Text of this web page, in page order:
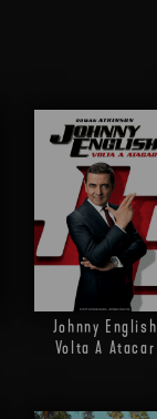
Johnny English
Volta A Atacar